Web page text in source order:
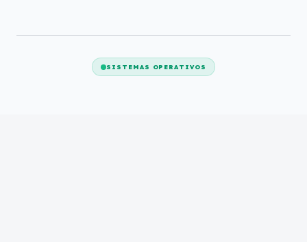
SISTEMAS OPERATIVOS